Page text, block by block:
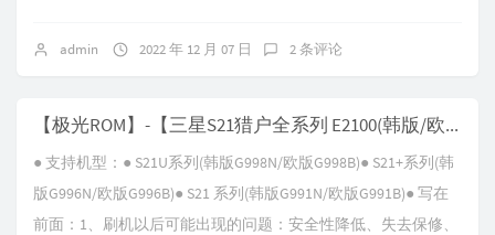
admin 2022 年 12 月 07 日 2 条评论
【极光ROM】-【三星S21猎户全系列 E2100(韩版/欧版) G99XX】-【V19.0 Android-T-VK1】
● 支持机型：● S21U系列(韩版G998N/欧版G998B)● S21+系列(韩
版G996N/欧版G996B)● S21 系列(韩版G991N/欧版G991B)● 写在
前面：1、刷机以后可能出现的问题：安全性降低、失去保修、